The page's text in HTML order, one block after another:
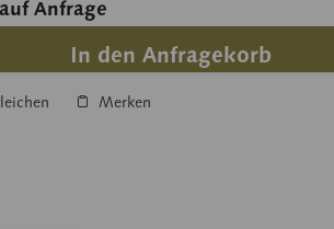
Anfrage
In den Anfragekorb
Merken